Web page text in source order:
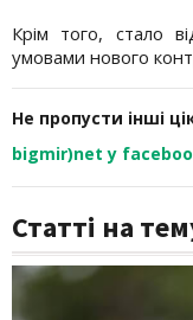
Крім того, стало
умовами нового
Не пропусти інші
bigmir)net у
Статті на